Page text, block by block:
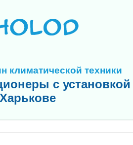
климатической техники
с установкой